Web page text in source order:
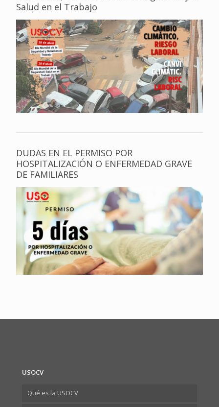
Salud en el Trabajo
DUDAS EN EL PERMISO POR
HOSPITALIZACIÓN O ENFERMEDAD GRAVE
DE FAMILIARES
USOCV
Qué es la USOCV